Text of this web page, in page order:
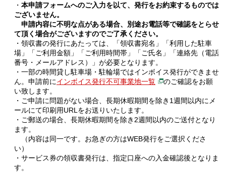
・ 本申請フォームへのご入力を以て、発行をお約束するものでは
ございません。
申請内容に不明な点がある場合、別途お電話等で確認をとらせ
て頂く場合がございますのでご了承ください。
・領収書の発行にあたっては、「領収書宛名」「利用した駐車
場」「ご利用金額」「ご利用時間帯」「ご氏名」「連絡先（電話
番号・メールアドレス）」が必要となります。
・一部の時間貸し駐車場・駐輪場ではインボイス発行ができませ
ん。申請前にインボイス発行不可事業地一覧
のご確認をお願
い致します。
・ご申請に問題がない場合、長期休暇期間を除き1週間以内にメ
ールにて印刷用URLをお送りいたします。
・ご郵送の場合、長期休暇期間を除き2週間以内のご送付となり
ます。
（内容は同一です。お急ぎの方はWEB発行をご選択くださ
い）
・サービス券の領収書発行は、指定口座への入金確認後となりま
す。